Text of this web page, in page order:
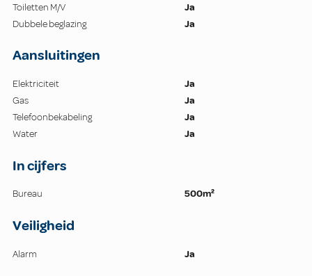
Toiletten M/V
Ja
Dubbele beglazing
Ja
Aansluitingen
Elektriciteit
Ja
Gas
Ja
Telefoonbekabeling
Ja
Water
Ja
In cijfers
Bureau 500m²
Veiligheid
Alarm Ja